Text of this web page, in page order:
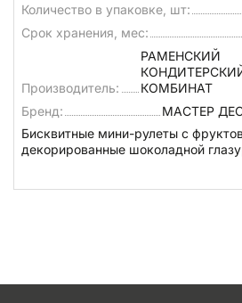
Количество в упаковке, шт:
Срок хранения, мес:
Производитель:
РАМЕНСКИЙ
КОМБИНАТ
Бренд:
МАСТЕР
Бисквитные мини-рулеты с
декорированные шоколадной